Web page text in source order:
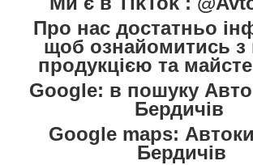
Про нас достатньо
щоб ознайомитись
продукцією та
Google: в пошуку
Бердичів
Google maps:
Бердичів